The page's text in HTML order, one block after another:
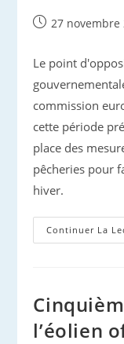
Publication
27 novembre
Le point
commission
cette période
place des
pêcheries pour
hiver.
Continuer La
l’éolien